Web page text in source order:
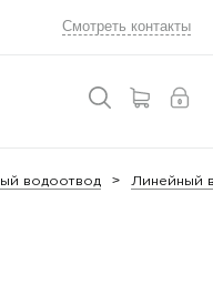
Смотреть контакты
водоотвод Линейный